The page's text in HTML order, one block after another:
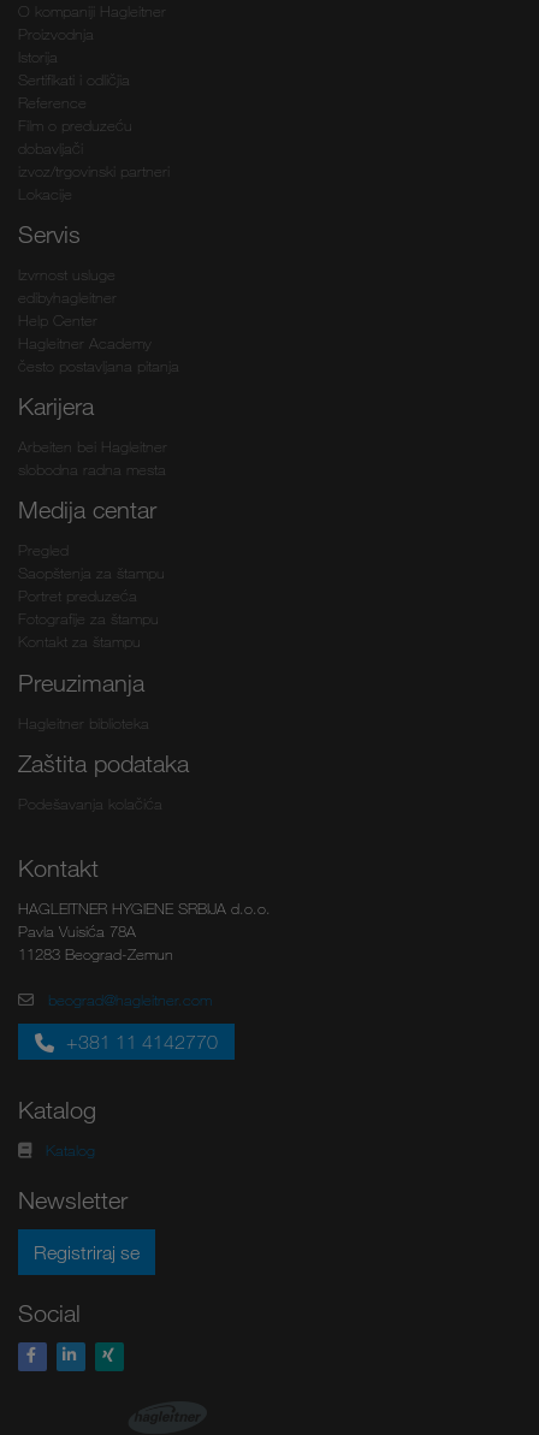
O kompaniji Hagleitner
Proizvodnja
Istorija
Sertifikati i odličjia
Reference
Film o preduzeću
dobavljači
izvoz/trgovinski partneri
Lokacije
Servis
Izvrnost usluge
edibyhagleitner
Help Center
Hagleitner Academy
često postavljana pitanja
Karijera
Arbeiten bei Hagleitner
slobodna radna mesta
Medija centar
Pregled
Saopštenja za štampu
Portret preduzeća
Fotografije za štampu
Kontakt za štampu
Preuzimanja
Hagleitner biblioteka
Zaštita podataka
Podešavanja kolačića
Kontakt
HAGLEITNER HYGIENE SRBIJA d.o.o.
Pavla Vuisića 78A
11283 Beograd-Zemun
beograd@hagleitner.com
+381 11 4142770
Katalog
Katalog
Newsletter
Registriraj se
Social